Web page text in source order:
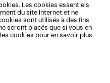
Les cookies essentiels
du site Internet et ne
sont utilisés à des fins
seront placés que si vous en
cookies pour en savoir plus.